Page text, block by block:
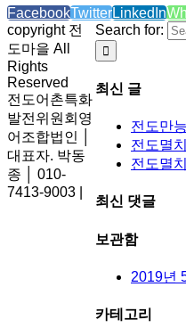
FacebookTwitterLinkedIn
Search for:
최신 글
전도만
전도멸
전도멸치
최신 댓글
보관함
2019년
카테고리
copyright 전
도마을 All
Rights
Reserved
전도어촌특화
발전위원회영
어조합법인 │
대표자. 박동
종 │ 010-
7413-9003 |